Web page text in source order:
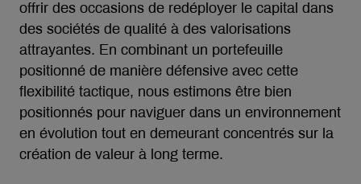
offrir des occasions de redéployer le capital dans
des sociétés de qualité à des valorisations
attrayantes. En combinant un portefeuille
positionné de manière défensive avec cette
flexibilité tactique, nous estimons être bien
positionnés pour naviguer dans un environnement
en évolution tout en demeurant concentrés sur la
création de valeur à long terme.